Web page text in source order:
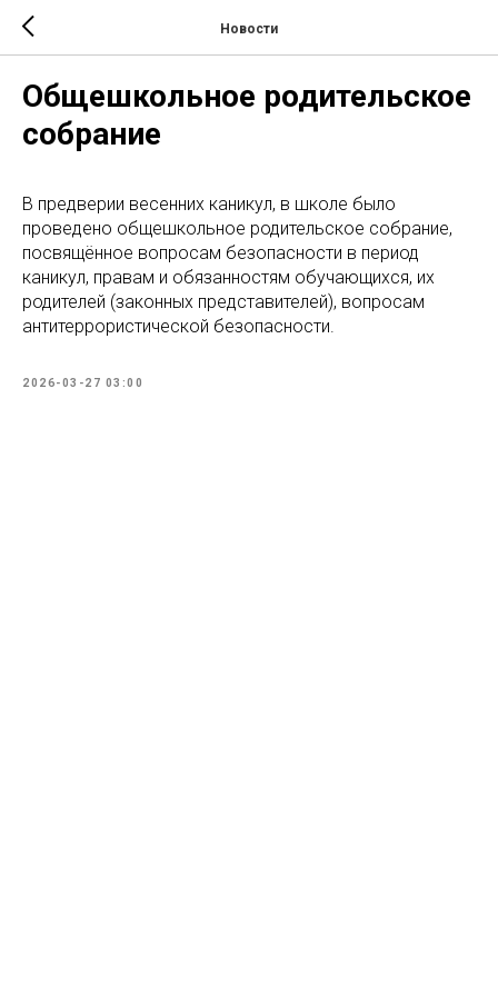
Новости
Общешкольное родительское
собрание
В предверии весенних каникул, в школе было
проведено общешкольное родительское собрание,
посвящённое вопросам безопасности в период
каникул, правам и обязанностям обучающихся, их
родителей (законных представителей), вопросам
антитеррористической безопасности.
2026-03-27 03:00